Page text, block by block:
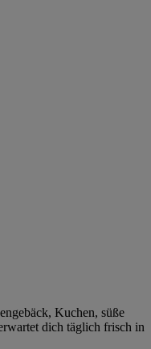
Kuchen, süße
dich täglich frisch in